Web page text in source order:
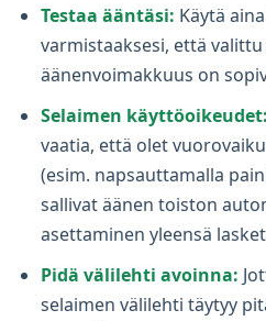
Testaa ääntäsi: Käytä
varmistaaksesi, että
äänenvoimakkuus on
Selaimen käyttöoikeudet:
vaatia, että olet
(esim. napsauttamalla
sallivat äänen toiston
asettaminen yleensä
Pidä välilehti avoinna:
selaimen välilehti täytyy